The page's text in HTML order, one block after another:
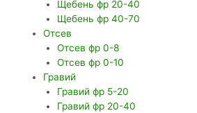
Щебень фр 20-40
Щебень фр 40-70
Отсев
Отсев фр 0-8
Отсев фр 0-10
Гравий
Гравий фр 5-20
Гравий фр 20-40